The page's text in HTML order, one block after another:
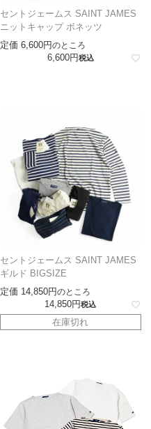
セントジェームス SAINT JAMES
ニットキャップ ボネッツ
定価 6,600 のところ
6,600 税込
セントジェームス SAINT JAMES
ギルド BIGSIZE
定価 14,850 のところ
14,850 税込
在庫切れ